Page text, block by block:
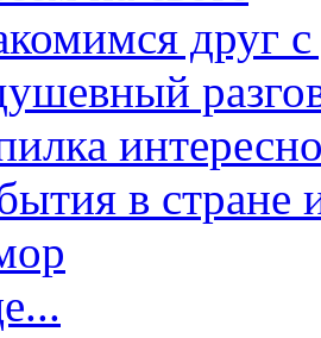
друг
в стране